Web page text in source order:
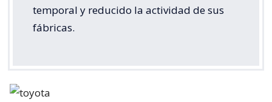
temporal y reducido la actividad de sus
fábricas.